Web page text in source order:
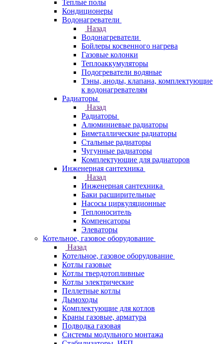
Теплые полы
Кондиционеры
Водонагреватели
Назад
Водонагреватели
Бойлеры косвенного нагрева
Газовые колонки
Теплоаккумуляторы
Подогреватели водяные
Тэны, аноды, клапана, комплектующие
к водонагревателям
Радиаторы
Назад
Радиаторы
Алюминиевые радиаторы
Биметаллические радиаторы
Стальные радиаторы
Чугунные радиаторы
Комплектующие для радиаторов
Инженерная сантехника
Назад
Инженерная сантехника
Баки расширительные
Насосы циркуляционные
Теплоноситель
Компенсаторы
Элеваторы
Котельное, газовое оборудование
Назад
Котельное, газовое оборудование
Котлы газовые
Котлы твердотопливные
Котлы электрические
Пеллетные котлы
Дымоходы
Комплектующие для котлов
Краны газовые, арматура
Подводка газовая
Системы модульного монтажа